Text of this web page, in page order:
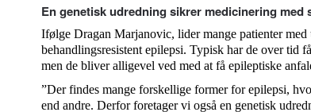
En genetisk udredning sikrer medicinering med
Ifølge Dragan Marjanovic, lider mange patienter
behandlingsresistent epilepsi. Typisk har de over tid
men de bliver alligevel ved med at få epileptiske
”Der findes mange forskellige former for epilepsi,
end andre. Derfor foretager vi også en genetisk